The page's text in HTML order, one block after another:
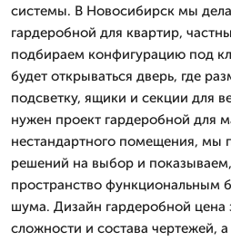
системы. В Новосибирск мы
гардеробной для квартир,
подбираем конфигурацию под
будет открываться дверь, где
подсветку, ящики и секции для
нужен проект гардеробной для
нестандартного помещения, мы
решений на выбор и показываем,
пространство функциональным
шума. Дизайн гардеробной цена
сложности и состава чертежей,